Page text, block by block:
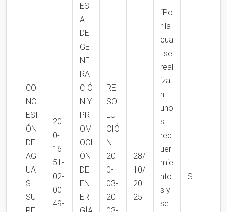
CO
NC
ESI
ÓN
DE
AG
UA
S
SU
20
0-
16-
51-
02-
00
49-
ES
A
DE
GE
NE
RA
CIÓ
N Y
PR
OM
OCI
ÓN
DE
EN
ER
RE
SO
LU
CIÓ
N
20
0-
03-
20-
28/
10/
20
25
“Po
r la
cua
l se
real
iza
n
uno
s
req
ueri
mie
nto
s y
se
SI